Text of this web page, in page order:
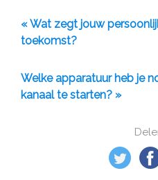
« Wat zegt jouw
toekomst?
Welke apparatuur heb je
kanaal te starten? »